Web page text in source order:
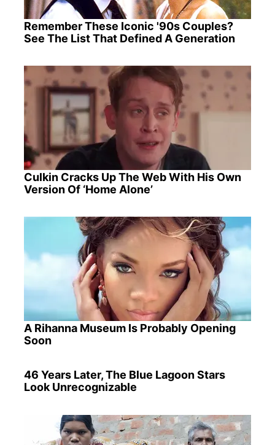
Remember These Iconic '90s Couples?
See The List That Defined A Generation
Culkin Cracks Up The Web With His Own
Version Of ‘Home Alone’
A Rihanna Museum Is Probably Opening
Soon
46 Years Later, The Blue Lagoon Stars
Look Unrecognizable